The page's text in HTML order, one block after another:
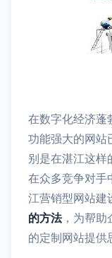
在数字化经济蓬
功能强大的网站
别是在湛江这样
在众多竞争对手
江营销型网站建
的方法，为帮助
的定制网站提